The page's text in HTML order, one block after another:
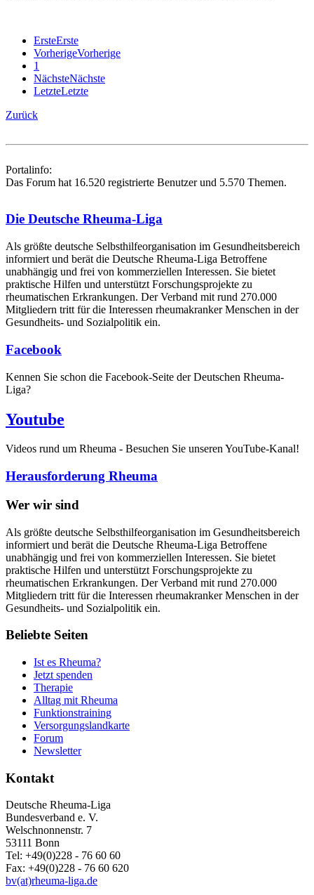
ErsteErste
VorherigeVorherige
1
NächsteNächste
LetzteLetzte
Zurück
Portalinfo:
Das Forum hat 16.520 registrierte Benutzer und 5.570 Themen.
Die Deutsche Rheuma-Liga
Als größte deutsche Selbsthilfe­organisation im Gesundheitsbereich
informiert und berät die Deutsche Rheuma-Liga Betroffene
unabhängig und frei von kommerziellen Interessen. Sie bietet
praktische Hilfen und unterstützt Forschungsprojekte zu
rheumatischen Erkrankungen. Der Verband mit rund 270.000
Mitgliedern tritt für die Interessen rheumakranker Menschen in der
Gesundheits- und Sozialpolitik ein.
Facebook
Kennen Sie schon die Facebook-Seite der Deutschen Rheuma-
Liga?
Youtube
Videos rund um Rheuma - Besuchen Sie unseren YouTube-Kanal!
Herausforderung Rheuma
Wer wir sind
Als größte deutsche Selbsthilfeorganisation im Gesundheitsbereich
informiert und berät die Deutsche Rheuma-Liga Betroffene
unabhängig und frei von kommerziellen Interessen. Sie bietet
praktische Hilfen und unterstützt Forschungsprojekte zu
rheumatischen Erkrankungen. Der Verband mit rund 270.000
Mitgliedern tritt für die Interessen rheumakranker Menschen in der
Gesundheits- und Sozialpolitik ein.
Beliebte Seiten
Ist es Rheuma?
Jetzt spenden
Therapie
Alltag mit Rheuma
Funktionstraining
Versorgungslandkarte
Forum
Newsletter
Kontakt
Deutsche Rheuma-Liga
Bundesverband e. V.
Welschnonnenstr. 7
53111 Bonn
Tel: +49(0)228 - 76 60 60
Fax: +49(0)228 - 76 60 620
bv(at)rheuma-liga.de